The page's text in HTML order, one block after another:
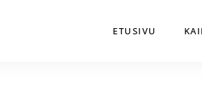
ETUSIVU